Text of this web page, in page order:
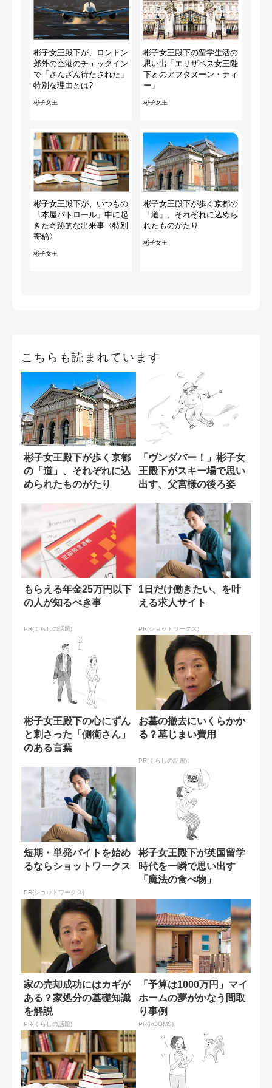
彬子女王殿下が、ロンドン
郊外の空港のチェックイン
で「さんざん待たされた」
特別な理由とは?
彬子女王
彬子女王殿下の留学生活の
思い出「エリザベス女王陛
下とのアフタヌーン・ティ
ー」
彬子女王
彬子女王殿下が、いつもの
「本屋パトロール」中に起
きた奇跡的な出来事〈特別
寄稿〉
彬子女王
彬子女王殿下が歩く京都の
「道」、それぞれに込めら
れたものがたり
彬子女王
こちらも読まれています
彬子女王殿下が歩く京都
の「道」、それぞれに込
められたものがたり
「ヴンダバー！」彬子女
王殿下がスキー場で思い
出す、父宮様の後ろ姿
もらえる年金25万円以下
の人が知るべき事
PR(くらしの話題)
1日だけ働きたい、を叶
える求人サイト
PR(ショットワークス)
彬子女王殿下の心にずん
と刺さった「側衛さん」
のある言葉
お墓の撤去にいくらかか
る？墓じまい費用
PR(くらしの話題)
短期・単発バイトを始め
るならショットワークス
PR(ショットワークス)
彬子女王殿下が英国留学
時代を一瞬で思い出す
「魔法の食べ物」
家の売却成功にはカギが
ある？家処分の基礎知識
を解説
PR(くらしの話題)
「予算は1000万円」マイ
ホームの夢がかなう間取
り事例
PR(ROOMS)